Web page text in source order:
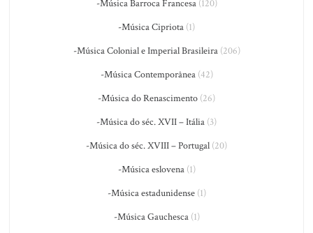
-Música Barroca Francesa(120)
-Música Cipriota (1)
-Música Colonial e Imperial Brasileira(206)
-Música Contemporânea(42)
-Música do Renascimento (26)
-Música do séc. XVII – Itália (3)
-Música do séc. XVIII – Portugal (20)
-Música eslovena(1)
-Música estadunidense(1)
-Música Gauchesca(1)